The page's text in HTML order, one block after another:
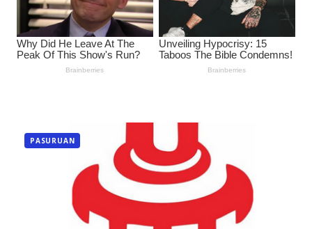
PASURUAN